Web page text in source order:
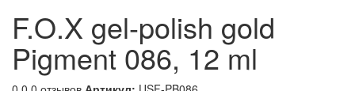
F.O.X gel-polish gold
Pigment 086, 12 ml